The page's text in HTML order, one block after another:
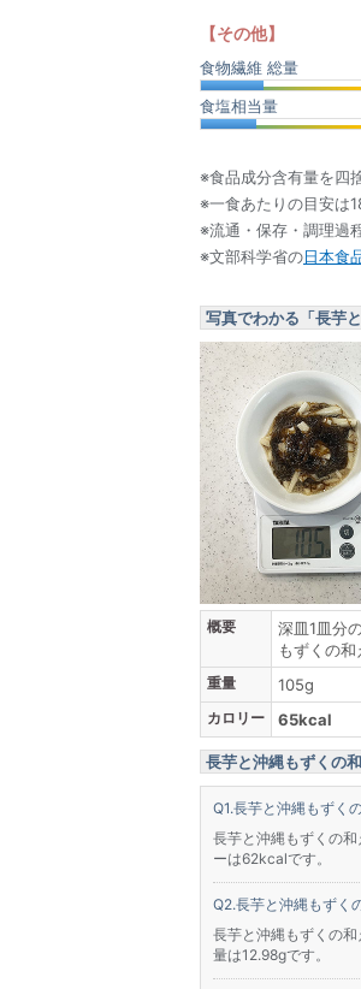
【その他】
食物繊維 総量
食塩相当量
※食品成分含有量を四
※一食あたりの目安は
※流通・保存・調理過
※文部科学省の日本食
写真でわかる「長芋
概要
深皿1皿分
もずくの和
重量 105g
カロリー 65kcal
長芋と沖縄もずくの
長芋と沖縄もずく
長芋と沖縄もずくの
ーは62kcalです。
長芋と沖縄もずく
長芋と沖縄もずくの
量は12.98gです。